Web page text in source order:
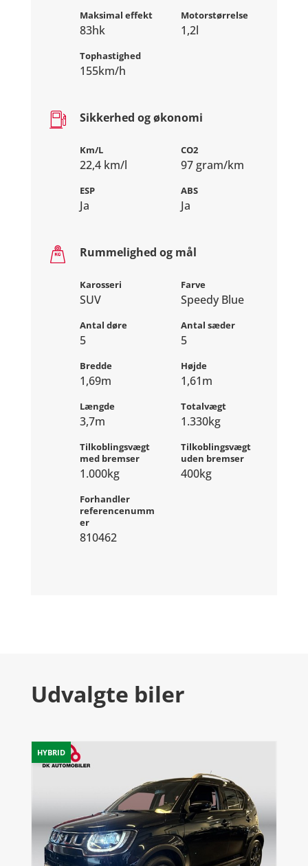
Maksimal effekt
83hk
Motorstørrelse
1,2l
Tophastighed
155km/h
Sikkerhed og økonomi
Km/L
22,4 km/l
CO2
97 gram/km
ESP
Ja
ABS
Ja
Rummelighed og mål
Karosseri
SUV
Farve
Speedy Blue
Antal døre
5
Antal sæder
5
Bredde
1,69m
Højde
1,61m
Længde
3,7m
Totalvægt
1.330kg
Tilkoblingsvægt
med bremser
1.000kg
Tilkoblingsvægt
uden bremser
400kg
Forhandler
referencenumm
er
810462
Udvalgte biler
HYBRID